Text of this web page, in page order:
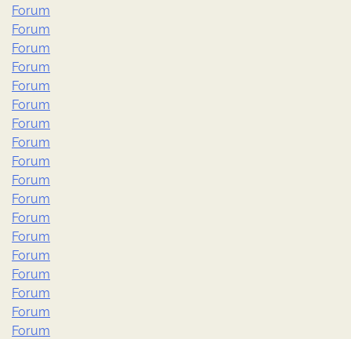
Forum
Forum
Forum
Forum
Forum
Forum
Forum
Forum
Forum
Forum
Forum
Forum
Forum
Forum
Forum
Forum
Forum
Forum